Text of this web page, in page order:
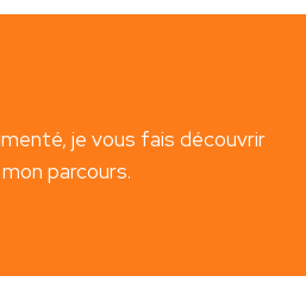
je vous fais découvrir
parcours.